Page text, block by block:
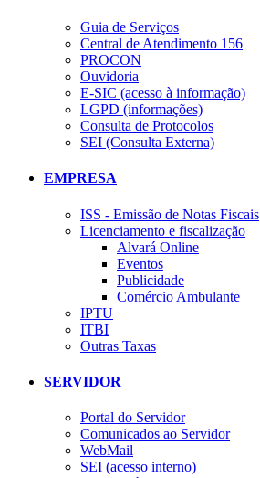
Guia de Serviços
Central de Atendimento 156
PROCON
Ouvidoria
E-SIC (acesso à informação)
LGPD (informações)
Consulta de Protocolos
SEI (Consulta Externa)
EMPRESA
ISS - Emissão de Notas Fiscais
Licenciamento e fiscalização
Alvará Online
Eventos
Publicidade
Comércio Ambulante
IPTU
ITBI
Outras Taxas
SERVIDOR
Portal do Servidor
Comunicados ao Servidor
WebMail
SEI (acesso interno)